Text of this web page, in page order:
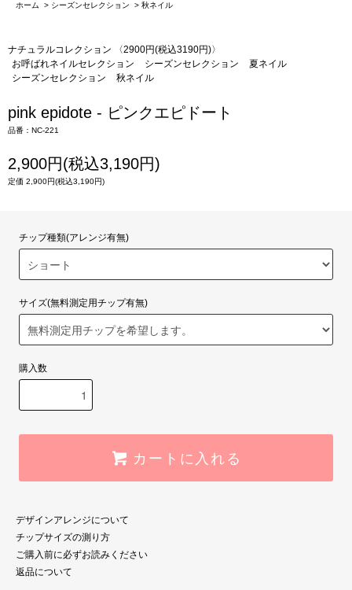
ホーム
> シーズンセレクション > 秋ネイル
ナチュラルコレクション 〈2900円(税込3190円)〉
お呼ばれネイルセレクション
シーズンセレクション
夏ネイル
シーズンセレクション
秋ネイル
pink epidote - ピンクエピドート
品番：NC-221
2,900円(税込3,190円)
定価 2,900円(税込3,190円)
チップ種類(アレンジ有無)
サイズ(無料測定用チップ有無)
購入数
カートに入れる
デザインアレンジについて
チップサイズの測り方
ご購入前に必ずお読みください
返品について